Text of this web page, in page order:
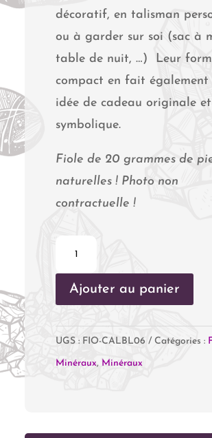
décoratif, en talisman
ou à garder sur soi (sac à
table de nuit, …) Leur
compact en fait également
idée de cadeau originale et
symbolique.
Fiole de 20 grammes de
naturelles ! Photo non
contractuelle !
Fiole
Bleue
Ajouter au panier
UGS : FIO-CALBL06 Catégories :
Minéraux, Minéraux